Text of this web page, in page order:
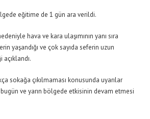
eğitime de 1 gün ara verildi.
hava ve kara ulaşımının yanı sıra
yaşandığı ve çok sayıda seferin uzun
sokağa çıkılmaması konusunda uyarılar
ve yarın bölgede etkisinin devam etmesi